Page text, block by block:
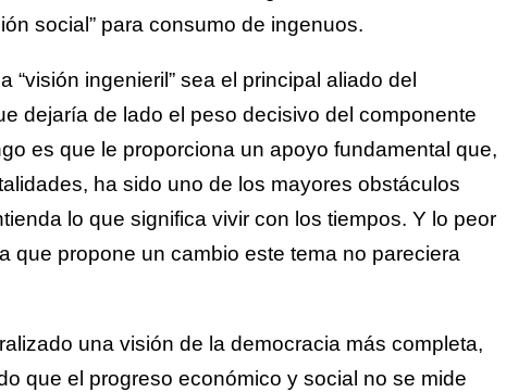
social” para consumo de ingenuos.
“visión ingenieril” sea el principal aliado del
dejaría de lado el peso decisivo del componente
es que le proporciona un apoyo fundamental que,
ha sido uno de los mayores obstáculos
lo que significa vivir con los tiempos. Y lo peor
que propone un cambio este tema no pareciera
una visión de la democracia más completa,
que el progreso económico y social no se mide